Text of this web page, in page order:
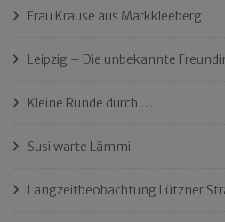
Frau Krause aus Markkleeberg
Leipzig – Die unbekannte
Kleine Runde durch …
Susi warte Lämmi
Langzeitbeobachtung Lützner